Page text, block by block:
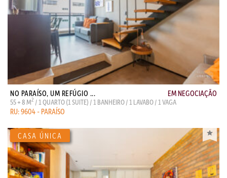
NO PARAÍSO, UM REFÚGIO ... EM NEGOCIAÇÃO
55 + 8 M2 / 1 QUARTO (1 SUITE) / 1 BANHEIRO / 1 LAVABO / 1 VAGA
RU: 9604 - PARAÍSO